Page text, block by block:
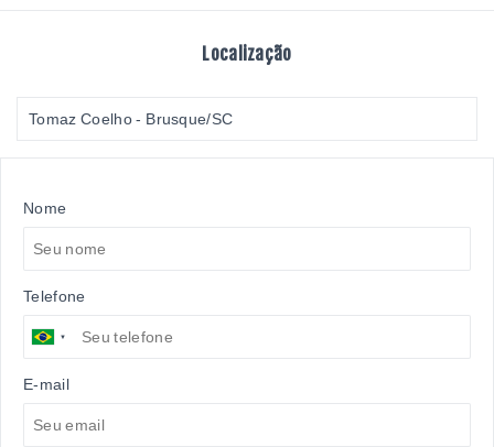
Localização
Tomaz Coelho - Brusque/SC
Nome
Telefone
E-mail